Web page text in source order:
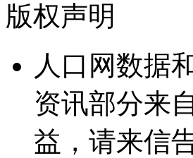
版权声明
人口网数据
资讯部分来
益，请来信